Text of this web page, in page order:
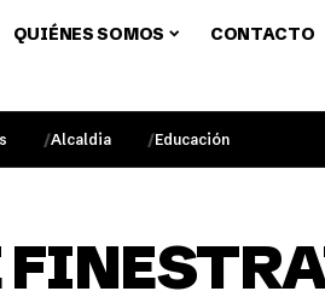
QUIÉNES SOMOS CONTACTO
Alcaldia Educación